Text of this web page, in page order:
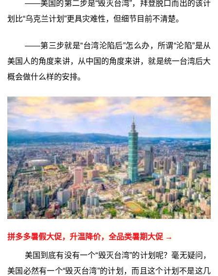
——美国的第二步是“毁灭台湾”，拜登脱口而出的该计
划比“乌克兰计划”更具灾难性，但细节目前不清楚。
——第三步就是“台湾沦陷后”怎么办，所谓“沦陷”是从
美国人的角度来讲，从中国的角度来讲，就是统一台湾后大
概会做什么样的安排。
拼多多暑假大促，升温降价，全品类暑期大促 →
美国到底有没有一个“毁灭台湾”的计划呢？毫无疑问，
美国必然有一个“毁灭台湾”的计划，而且这个计划不是这几